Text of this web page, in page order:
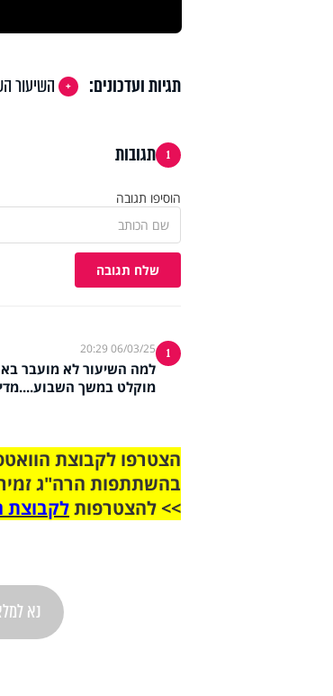
תגיות ועדכונים: השיעור
1 תגובות
הוסיפו תגובה
שלח תגובה
1
06/03/25 20:29
למה השיעור לא מועבר
מוקלט במשך
בהשתתפות הרה"ג
>> להצטרפותלקבוצת